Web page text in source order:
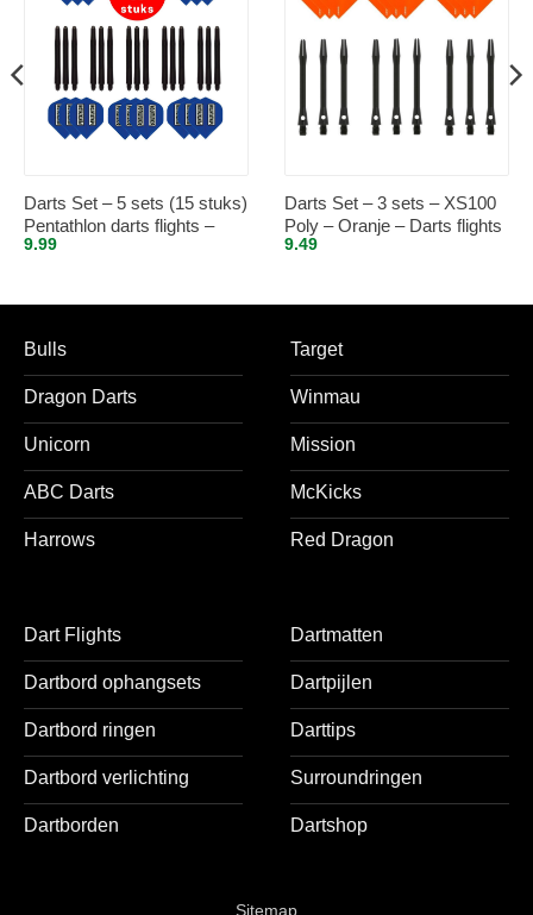
Darts Set – 5 sets (15 stuks)
Pentathlon darts flights –
super stevig – blauw – incl. 5
9.99
Darts Set – 3 sets – XS100
Poly – Oranje – Darts flights
– plus 3 sets – aluminium –
9.49
Bulls
Dragon Darts
Unicorn
ABC Darts
Harrows
Target
Winmau
Mission
McKicks
Red Dragon
Dart Flights
Dartbord ophangsets
Dartbord ringen
Dartbord verlichting
Dartborden
Dartmatten
Dartpijlen
Darttips
Surroundringen
Dartshop
Sitemap